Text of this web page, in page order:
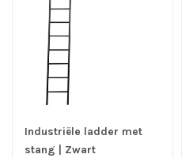
Industriële ladder met
stang | Zwart